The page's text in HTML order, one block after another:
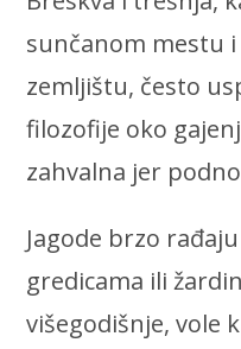
sunčanom mestu
zemljištu, često
filozofije oko
zahvalna jer
Jagode brzo
gredicama ili
višegodišnje, vole